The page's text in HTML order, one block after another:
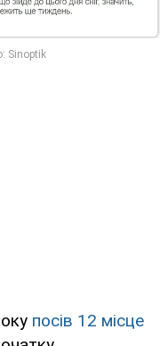
посів 12 місце